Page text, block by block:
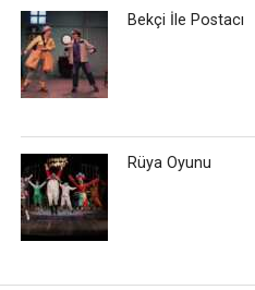
Bekçi İle Postacı
Rüya Oyunu